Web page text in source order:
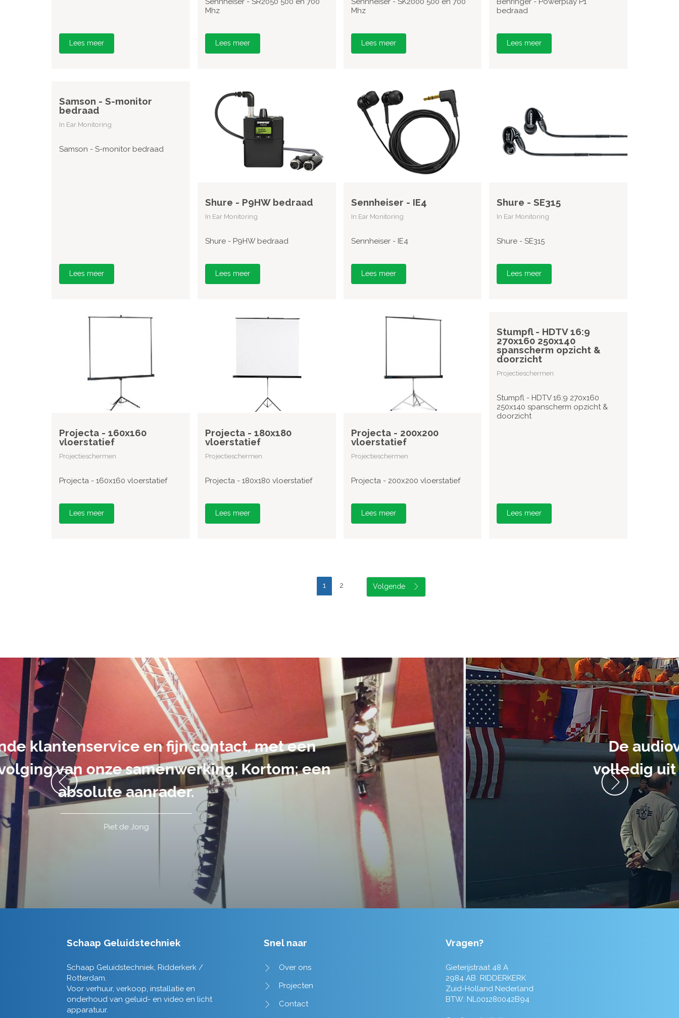
Lees meer
Mhz
Lees meer
Mhz
Lees meer
bedraad
Lees meer
Samson - S-monitor
bedraad
In Ear Monitoring
Samson - S-monitor bedraad
Lees meer
Shure - P9HW bedraad
In Ear Monitoring
Shure - P9HW bedraad
Lees meer
Sennheiser - IE4
In Ear Monitoring
Sennheiser - IE4
Lees meer
Shure - SE315
In Ear Monitoring
Shure - SE315
Lees meer
Projecta - 160x160
vloerstatief
Projectieschermen
Projecta - 160x160 vloerstatief
Lees meer
Projecta - 180x180
vloerstatief
Projectieschermen
Projecta - 180x180 vloerstatief
Lees meer
Projecta - 200x200
vloerstatief
Projectieschermen
Projecta - 200x200 vloerstatief
Lees meer
Stumpfl - HDTV 16:9
270x160 250x140
spanscherm opzicht &
doorzicht
Projectieschermen
Stumpfl - HDTV 16:9 270x160
250x140 spanscherm opzicht &
doorzicht
Lees meer
1 2
De audiovisuele uitvoering van ons evenement heb ik
volledig uit handen gegeven en dat is een aanrader! Alles
tot in de puntjes verzorgd.
Tim de Lange
Schaap Geluidstechniek
Schaap Geluidstechniek, Ridderkerk /
Rotterdam.
Voor verhuur, verkoop, installatie en
onderhoud van geluid- en video en licht
apparatuur.
Snel naar
Over ons
Projecten
Contact
Vragen?
Gieterijstraat 48 A
2984 AB RIDDERKERK
Zuid-Holland Nederland
BTW: NL001280042B94